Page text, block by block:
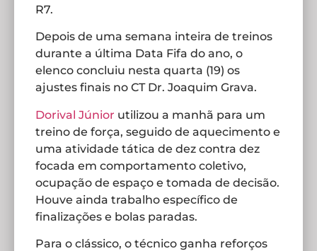
R7.
Depois de uma semana inteira de treinos
durante a última Data Fifa do ano, o
elenco concluiu nesta quarta (19) os
ajustes finais no CT Dr. Joaquim Grava.
Dorival Júnior utilizou a manhã para um
treino de força, seguido de aquecimento e
uma atividade tática de dez contra dez
focada em comportamento coletivo,
ocupação de espaço e tomada de decisão.
Houve ainda trabalho específico de
finalizações e bolas paradas.
Para o clássico, o técnico ganha reforços